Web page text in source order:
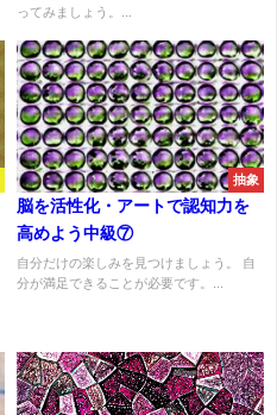
ってみましょう。...
抽象
脳を活性化・アートで認知力を
高めよう中級⑦
自分だけの楽しみを見つけましょう。 自
分が満足できることが必要です。...